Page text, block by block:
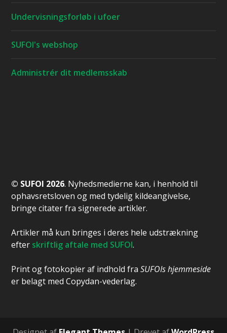
Undervisningsforløb i ufoer
SUFOI's webshop
Administrér dit medlemsskab
© SUFOI 2026. Nyhedsmedierne kan, i henhold til
ophavsretsloven og med tydelig kildeangivelse,
bringe citater fra signerede artikler.
Artikler må kun bringes i deres hele udstrækning
efter skriftlig aftale med SUFOI.
Print og fotokopier af indhold fraSUFOIs hjemmeside
er belagt med Copydan-vederlag.